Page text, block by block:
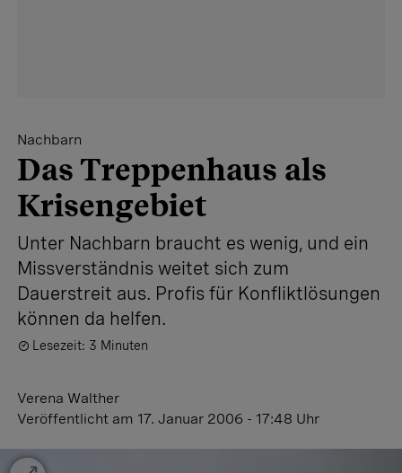
Nachbarn
Das Treppenhaus als
Krisengebiet
Unter Nachbarn braucht es wenig, und ein
Missverständnis weitet sich zum
Dauerstreit aus. Profis für Konfliktlösungen
können da helfen.
Lesezeit: 3 Minuten
Verena Walther
Veröffentlicht am 17. Januar 2006 - 17:48 Uhr